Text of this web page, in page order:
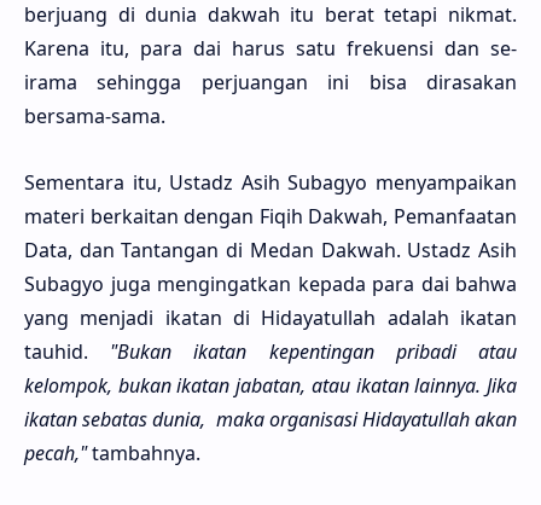
berjuang di dunia dakwah itu berat tetapi nikmat.
Karena itu, para dai harus satu frekuensi dan se-
irama sehingga perjuangan ini bisa dirasakan
bersama-sama.
Sementara itu, Ustadz Asih Subagyo menyampaikan
materi berkaitan dengan Fiqih Dakwah, Pemanfaatan
Data, dan Tantangan di Medan Dakwah. Ustadz Asih
Subagyo juga mengingatkan kepada para dai bahwa
yang menjadi ikatan di Hidayatullah adalah ikatan
tauhid. "Bukan ikatan kepentingan pribadi atau
kelompok, bukan ikatan jabatan, atau ikatan lainnya. Jika
ikatan sebatas dunia, maka organisasi Hidayatullah akan
pecah,"tambahnya.